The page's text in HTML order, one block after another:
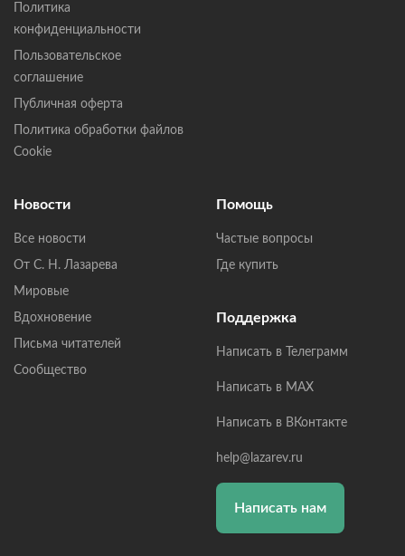
Политика
конфиденциальности
Пользовательское
соглашение
Публичная оферта
Политика обработки файлов
Cookie
Новости
Все новости
От С. Н. Лазарева
Мировые
Вдохновение
Письма читателей
Сообщество
Помощь
Частые вопросы
Где купить
Поддержка
Написать в Телеграмм
Написать в MAX
Написать в ВКонтакте
help@lazarev.ru
Написать нам